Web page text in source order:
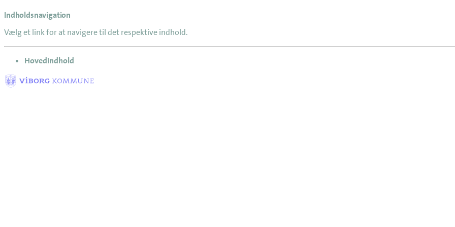
Indholdsnavigation
Vælg et link for at navigere til det respektive indhold.
gå til
Hovedindhold